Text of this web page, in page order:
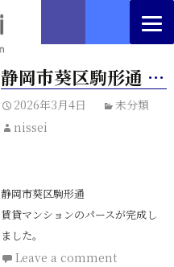
静岡市葵区駒形通 賃貸マンション
2026年3月4日
未分類
nissei
静岡市葵区駒形通
賃貸マンションのパースが完成し
ました。
Leave a comment